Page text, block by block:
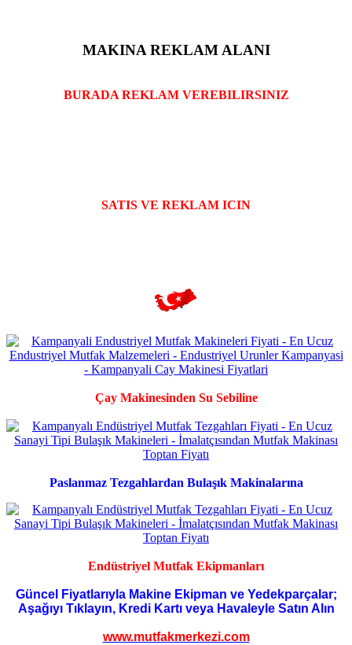
MAKINA REKLAM ALANI
BURADA REKLAM VEREBILIRSINIZ
SATIS VE REKLAM ICIN
Çay Makinesinden Su Sebiline
Paslanmaz Tezgahlardan Bulaşık Makinalarına
Endüstriyel Mutfak Ekipmanları
Güncel Fiyatlarıyla Makine Ekipman ve Yedekparçalar;
Aşağıyı Tıklayın, Kredi Kartı veya Havaleyle Satın Alın
www.mutfakmerkezi.com